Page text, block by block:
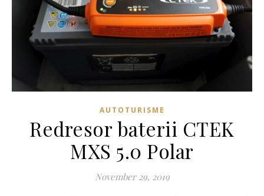
AUTOTURISME
Redresor baterii CTEK
MXS 5.0 Polar
November 29, 2019